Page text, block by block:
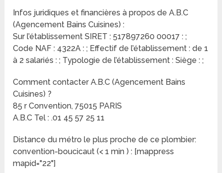
Infos juridiques et financières à propos de A.B.C
(Agencement Bains Cuisines) :
Sur l’établissement SIRET : 517897260 00017 : ;
Code NAF : 4322A : ; Effectif de l’établissement : de 1
à 2 salariés : ; Typologie de l’établissement : Siège : ;
Comment contacter A.B.C (Agencement Bains
Cuisines) ?
85 r Convention, 75015 PARIS
A.B.C Tel : .01 45 57 25 11
Distance du métro le plus proche de ce plombier:
convention-boucicaut (< 1 min ) : [mappress
mapid="22"]